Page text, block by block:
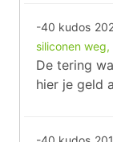
-40 kudos
siliconen
De tering
hier je geld